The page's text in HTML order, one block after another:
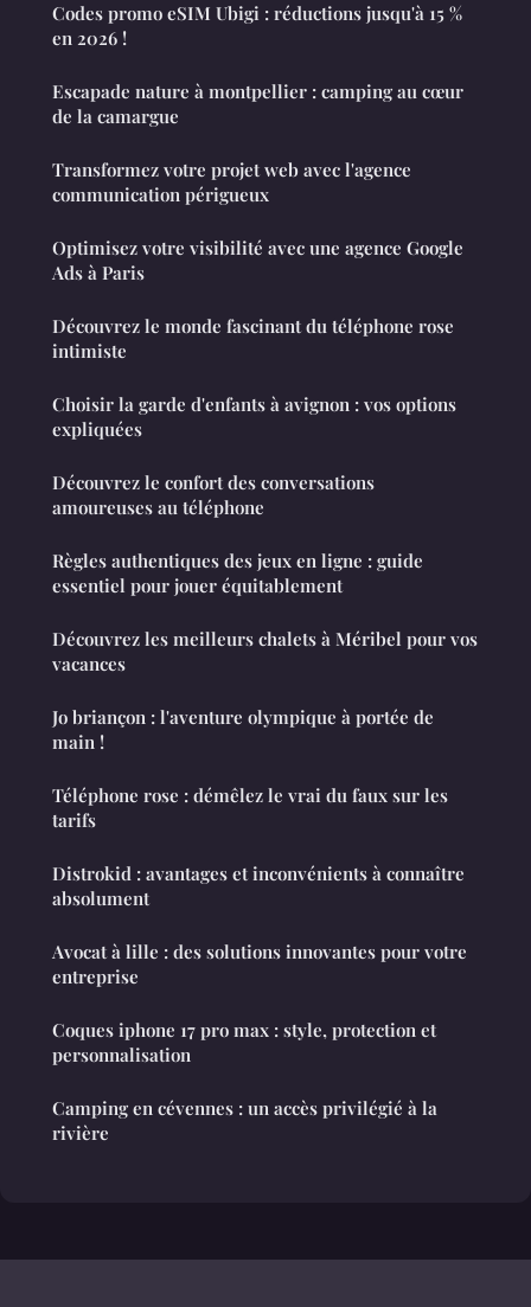
Codes promo eSIM Ubigi : réductions jusqu'à 15 %
en 2026 !
Escapade nature à montpellier : camping au cœur
de la camargue
Transformez votre projet web avec l'agence
communication périgueux
Optimisez votre visibilité avec une agence Google
Ads à Paris
Découvrez le monde fascinant du téléphone rose
intimiste
Choisir la garde d'enfants à avignon : vos options
expliquées
Découvrez le confort des conversations
amoureuses au téléphone
Règles authentiques des jeux en ligne : guide
essentiel pour jouer équitablement
Découvrez les meilleurs chalets à Méribel pour vos
vacances
Jo briançon : l'aventure olympique à portée de
main !
Téléphone rose : démêlez le vrai du faux sur les
tarifs
Distrokid : avantages et inconvénients à connaître
absolument
Avocat à lille : des solutions innovantes pour votre
entreprise
Coques iphone 17 pro max : style, protection et
personnalisation
Camping en cévennes : un accès privilégié à la
rivière